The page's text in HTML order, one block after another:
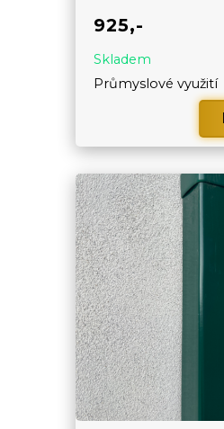
925,-
Skladem
Průmyslové využití